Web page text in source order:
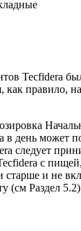
Tecfidera
правило,
в день
следует
с
и не
Раздел